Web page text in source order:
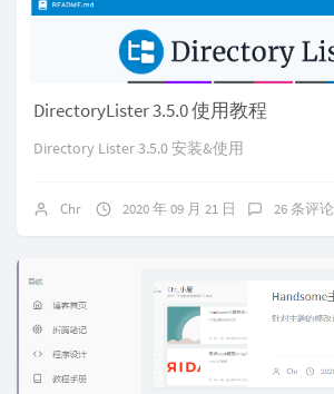
DirectoryLister 3.5.0 使用教程
Directory Lister 3.5.0 安装&使用
Chr 2020 年 09 月 21 日 26 条评论